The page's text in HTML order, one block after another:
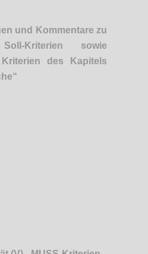
und Kommentare zu
Kriterien sowie
des Kapitels
“